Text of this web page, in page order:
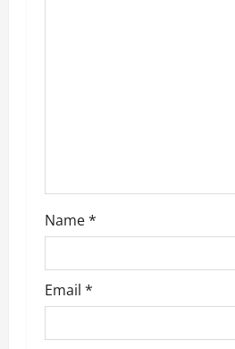
n
Name*
Email *